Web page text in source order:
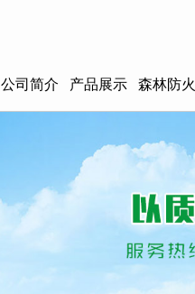
公司简介 产品展示 森林防